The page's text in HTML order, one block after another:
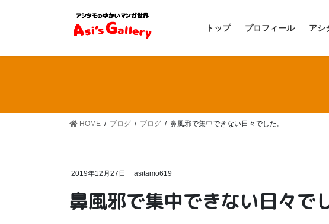
トップ プロフィール アシ
HOME ブログ ブログ 鼻風邪で集中できない日々でした。
2019年12月27日 asitamo619
鼻風邪で集中できない日々で